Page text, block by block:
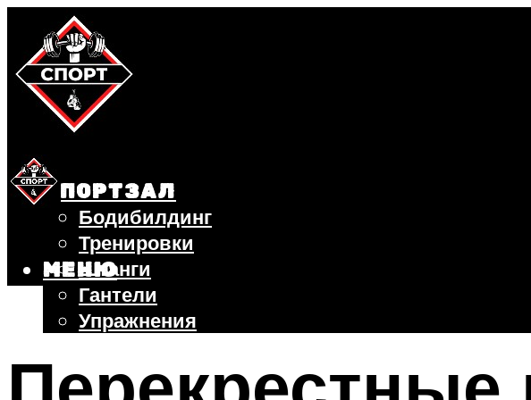
СПОРТЗАЛ
Бодибилдинг
Тренировки
Штанги
Гантели
Упражнения
БЕГ
МЕНЮ